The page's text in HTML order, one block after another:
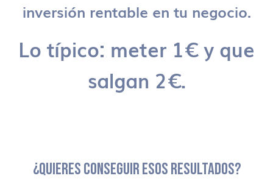
inversión rentable en tu negocio.
Lo típico: meter 1€ y que
salgan 2€.
¿QUIERES CONSEGUIR ESOS RESULTADOS?